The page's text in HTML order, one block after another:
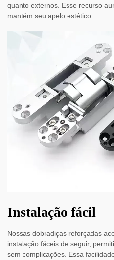
quanto externos. Esse recurso
mantém seu apelo estético.
Instalação fácil
Nossas dobradiças reforçadas
instalação fáceis de seguir,
sem complicações. Essa